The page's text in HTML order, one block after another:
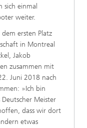
einmal
weiter.
ersten Platz
in Montreal
Jakob
zusammen mit
Juni 2018 nach
»Ich bin
Meister
dass wir dort
etwas